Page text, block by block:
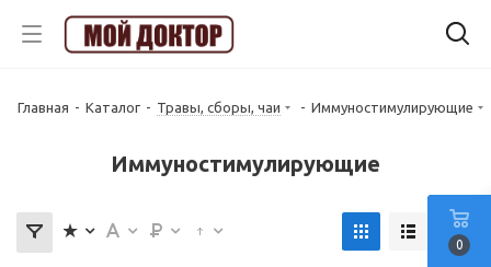
Главная - Каталог - Травы, сборы, чаи - Иммуностимулирующие
Иммуностимулирующие
0